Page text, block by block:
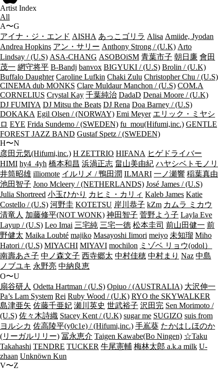
Artist Index
All
A〜G
アイナ・ジ・エンド AISHA あっこゴリラ Alisa Amiide, Jyodan
Andrea Hopkins アン・サリー Anthony Strong / (U.K) Arto
Lindsay / (U.S) ASA-CHANG ASOBOiSM 青葉市子 朝日廉 會田
茂一 網守将平 B-Bandj banvox BIGYUKI / (U.S) Brolin / (U.K)
Buffalo Daughter Caroline Lufkin Chaki Zulu Christopher Chu / (U.S)
CINEMA dub MONKS Clare Muldaur Manchon / (U.S) COM.A
CORNELIUS Crystal Kay 千葉純治 DadaD Denai Moore / (U.K)
DJ FUMIYA DJ Mitsu the Beats DJ Rena Doa Barney / (U.S)
DOKAKA Egil Olsen / (NORWAY) Emi Meyer エリック・ミヤシ
ロ EYE Frida Sundemo / (SWEDEN) fu_mou(Hifumi,inc.) GENTLE
FOREST JAZZ BAND Gustaf Spetz / (SWEDEN)
H〜N
彦田元気(Hifumi,inc.) H ZETTRIO HIFANA ヒゲドライバー
HIMI hy4_4yh 橋本和昌 浜渦正志 畠山美由紀 ハヤシベトモノリ
井筒昭雄 illiomote イルリメ / 鴨田潤 ILMARI 一ノ瀬響 稲葉真由
池田智子 Jono Mcleery / (NETHERLANDS) José James / (U.S)
Julia Shortreed 小玉ひかり カヒミ・カリィ Kaleb James Katie
Costello / (U.S) 河野圭 KOTETSU 岸川恭子 kZm カムラ ミカウ
清竜人 加藤修平(NOT WONK) 神田智子 菅野よう子 Layla Eve
Layup / (U.S) Leo Imai 三宅純 三宅一徳 松本圭司 前山田健一 前
野健太 Maika Loubté majiko Masayoshi Iimori meiyo 未知瑠 Miho
Hatori / (U.S) MIYACHI MIYAVI mochilon ミゾベ リョウ(odol）
南壽あさ子 中ノ森文子 西寺郷太 中村佳穂 中村まり Naz 中島
ノブユキ 永野亮 中納良恵
O〜U
扇谷研人 Odetta Hartman / (U.S) Opiuo / (AUSTRALIA) 大沢伸一
Pa’s Lam System Rei Ruby Wood / (U.K) RYO the SKYWALKER
島津亜矢 佐藤千亜妃 瀬川英史 世武裕子 沢田完 Sen Morimoto /
(U.S) 佐々木詩織 Stacey Kent / (U.K) sugar me SUGIZO suis from
ヨルシカ 佐高陵平(y0c1e) / (Hifumi,inc.) 手嶌葵 たかはしほのか
(リーガルリリー) 冨永恵介 Taigen Kawabe(Bo Ningen) ☆Taku
Takahashi TENDRE TUCKER 牛尾憲輔 梅林太郎 a.k.a milk U-
zhaan Unknöwn Kun
V〜Z